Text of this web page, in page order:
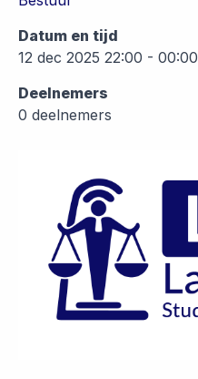
Datum en tijd
12 dec 2025 22:00 - 00:00
Deelnemers
0 deelnemers